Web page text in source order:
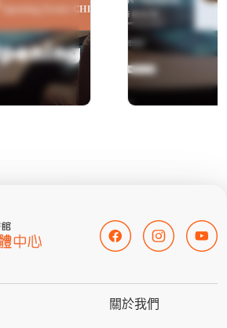
關於我們